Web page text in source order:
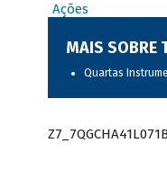
Ações
MAIS SOBRE
Quartas